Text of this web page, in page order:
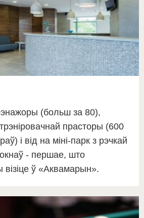
(больш за 80),
прасторы (600
і від на міні-парк з рэчкай
- першае, што
ў «Аквамарын».